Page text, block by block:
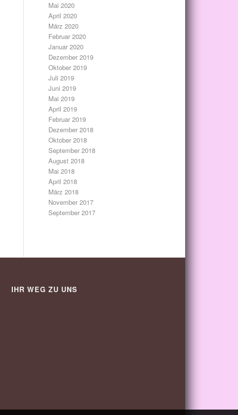
Mai 2020
April 2020
März 2020
Februar 2020
Januar 2020
Dezember 2019
Oktober 2019
Juli 2019
Juni 2019
Mai 2019
April 2019
Februar 2019
Dezember 2018
Oktober 2018
September 2018
August 2018
Mai 2018
April 2018
März 2018
November 2017
September 2017
IHR WEG ZU UNS